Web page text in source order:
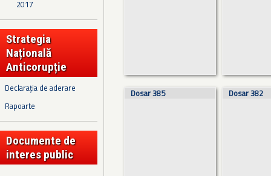
2017
Strategia
Națională
Anticorupție
Declarația de aderare
Rapoarte
Documente de
interes public
Dosar 385 Dosar 382